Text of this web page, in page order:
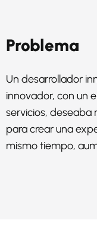
Problema
Un desarrollador
innovador, con un
servicios, deseaba
para crear una
mismo tiempo,